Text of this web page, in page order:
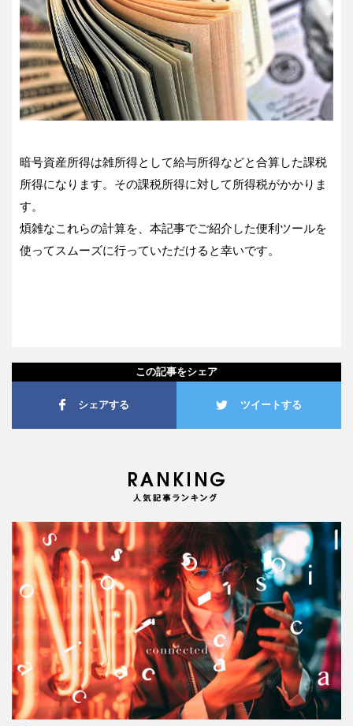
暗号資産所得は雑所得として給与所得などと合算した課税
所得になります。その課税所得に対して所得税がかかりま
す。
煩雑なこれらの計算を、本記事でご紹介した便利ツールを
使ってスムーズに行っていただけると幸いです。
この記事をシェア
シェアする ツイートする